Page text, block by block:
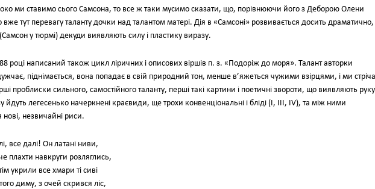
ми ставимо сього Самсона, то все ж таки мусимо сказати, що, порівнюючи його з Деборою Олени
тут перевагу таланту дочки над талантом матері. Дія в «Самсоні» розвивається досить
(Самсон у тюрмі) декуди виявляють силу і пластику виразу.
році написаний також цикл ліричних і описових віршів п. з. «Подоріж до моря». Талант авторки
піднімається, вона попадає в свій природний тон, менше в’яжеться чужими взірцями, і ми
проблиски сильного, самостійного таланту, перші такі картини і поетичні звороти, що виявляють руку
йдуть легесенько начеркнені краєвиди, ще трохи конвенціональні і бліді (І, III, IV), та між ними
незвичайні риси.
все далі! Он латані ниви,
плахти навкруги розляглись,
укрили все хмари ті сиві
диму, з очей скрився ліс,